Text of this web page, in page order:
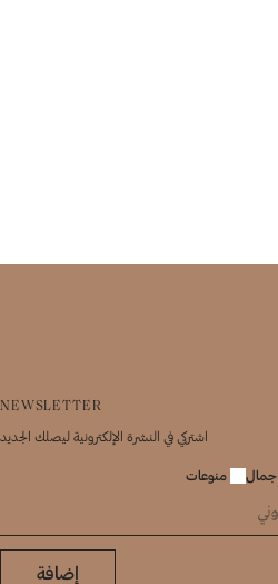
NEWSLETTER
اشتركي في النشرة الإلكترونية ليصلك الجديد
جمال منوعات
إضافة